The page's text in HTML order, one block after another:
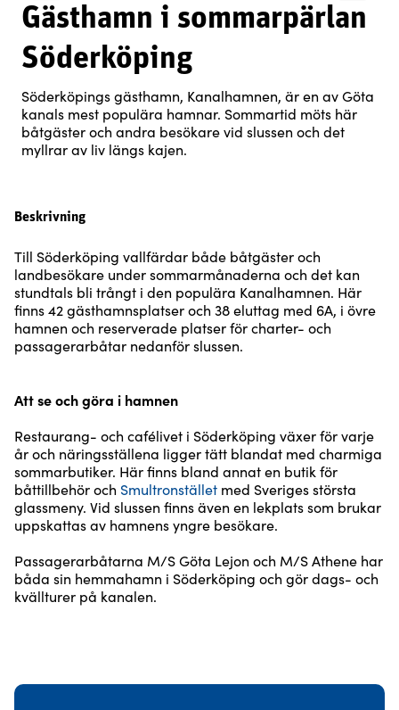
Gästhamn i sommarpärlan
Söderköping
Söderköpings gästhamn, Kanalhamnen, är en av Göta
kanals mest populära hamnar. Sommartid möts här
båtgäster och andra besökare vid slussen och det
myllrar av liv längs kajen.
Beskrivning
Till Söderköping vallfärdar både båtgäster och
landbesökare under sommarmånaderna och det kan
stundtals bli trångt i den populära Kanalhamnen. Här
finns 42 gästhamnsplatser och 38 eluttag med 6A, i övre
hamnen och reserverade platser för charter- och
passagerarbåtar nedanför slussen.
Att se och göra i hamnen
Restaurang- och cafélivet i Söderköping växer för varje
år och näringsställena ligger tätt blandat med charmiga
sommarbutiker. Här finns bland annat en butik för
båttillbehör och Smultronstället med Sveriges största
glassmeny. Vid slussen finns även en lekplats som brukar
uppskattas av hamnens yngre besökare.
Passagerarbåtarna M/S Göta Lejon och M/S Athene har
båda sin hemmahamn i Söderköping och gör dags- och
kvällturer på kanalen.